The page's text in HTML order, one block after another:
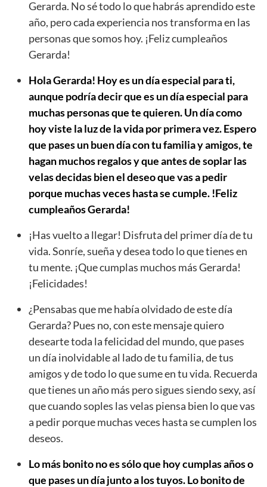
Gerarda. No sé todo lo que habrás aprendido este
año, pero cada experiencia nos transforma en las
personas que somos hoy. ¡Feliz cumpleaños
Gerarda!
Hola Gerarda! Hoy es un día especial para ti,
aunque podría decir que es un día especial para
muchas personas que te quieren. Un día como
hoy viste la luz de la vida por primera vez. Espero
que pases un buen día con tu familia y amigos, te
hagan muchos regalos y que antes de soplar las
velas decidas bien el deseo que vas a pedir
porque muchas veces hasta se cumple. !Feliz
cumpleaños Gerarda!
¡Has vuelto a llegar! Disfruta del primer día de tu
vida. Sonríe, sueña y desea todo lo que tienes en
tu mente. ¡Que cumplas muchos más Gerarda!
¡Felicidades!
¿Pensabas que me había olvidado de este día
Gerarda? Pues no, con este mensaje quiero
desearte toda la felicidad del mundo, que pases
un día inolvidable al lado de tu familia, de tus
amigos y de todo lo que sume en tu vida. Recuerda
que tienes un año más pero sigues siendo sexy, así
que cuando soples las velas piensa bien lo que vas
a pedir porque muchas veces hasta se cumplen los
deseos.
Lo más bonito no es sólo que hoy cumplas años o
que pases un día junto a los tuyos. Lo bonito de